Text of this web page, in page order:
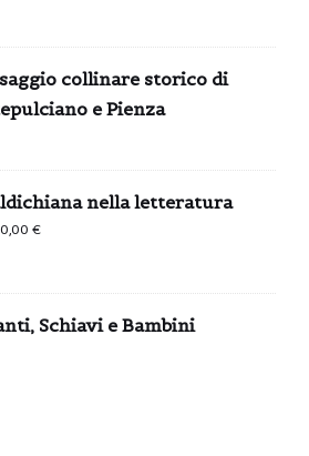
collinare storico di
e Pienza
nella letteratura
€.
0,00€
è:
0,00 €.
Schiavi e Bambini